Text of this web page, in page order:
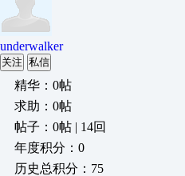
underwalker
关注 私信
精华：0帖
求助：0帖
帖子：0帖 | 14回
年度积分：0
历史总积分：75